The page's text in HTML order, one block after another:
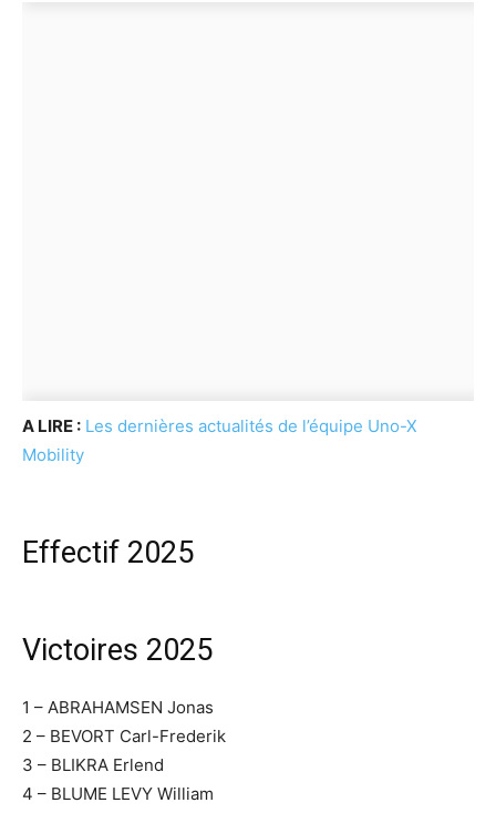
A LIRE : Les dernières actualités de l’équipe Uno-X
Mobility
Effectif 2025
Victoires 2025
1 – ABRAHAMSEN Jonas
2 – BEVORT Carl-Frederik
3 – BLIKRA Erlend
4 – BLUME LEVY William